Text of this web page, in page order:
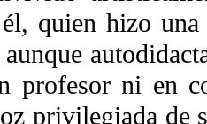
quien hizo
profesor ni en
privilegiada de